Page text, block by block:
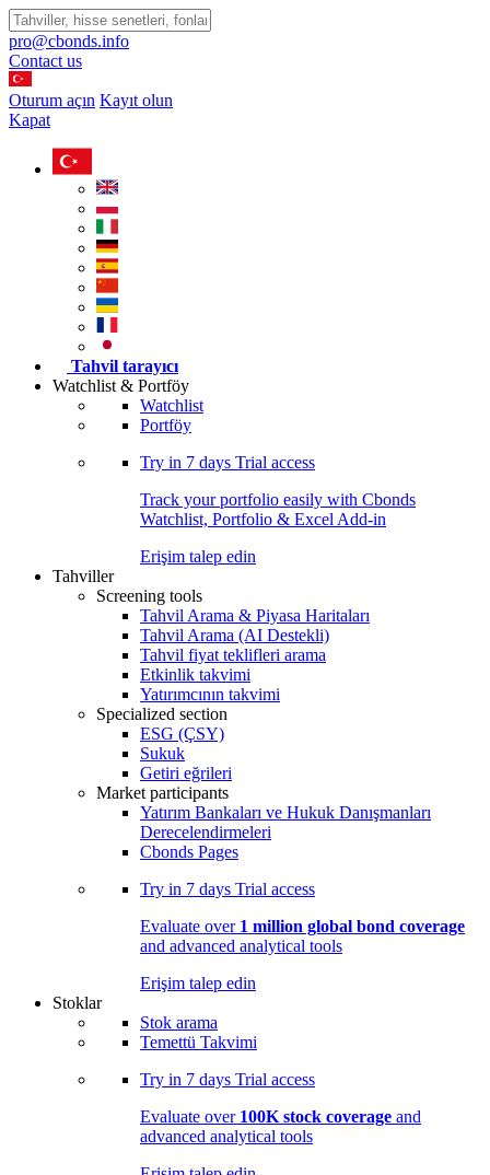
pro@cbonds.info
Contact us
Oturum açın Kayıt olun
Kapat
Tahvil tarayıcı
Watchlist & Portföy
Watchlist
Portföy
Try in 7 days Trial access
Track your portfolio easily with Cbonds
Watchlist, Portfolio & Excel Add-in
Erişim talep edin
Tahviller
Screening tools
Tahvil Arama & Piyasa Haritaları
Tahvil Arama (AI Destekli)
Tahvil fiyat teklifleri arama
Etkinlik takvimi
Yatırımcının takvimi
Specialized section
ESG (ÇSY)
Sukuk
Getiri eğrileri
Market participants
Yatırım Bankaları ve Hukuk Danışmanları
Derecelendirmeleri
Cbonds Pages
Try in 7 days Trial access
Evaluate over 1 million global bond coverage
and advanced analytical tools
Erişim talep edin
Stoklar
Stok arama
Temettü Takvimi
Try in 7 days Trial access
Evaluate over 100K stock coverage and
advanced analytical tools